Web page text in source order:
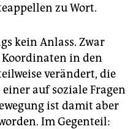
zu Wort.
kein Anlass. Zwar
in den
verändert, die
auf soziale Fragen
ist damit aber
Im Gegenteil: